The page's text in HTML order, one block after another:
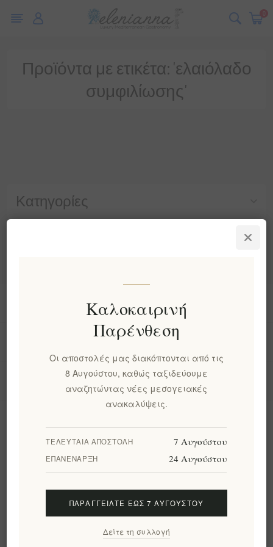
0
Κατηγορίες
Προϊόντα με ετικέτα: 'ελαιόλαδο
συμφιλίωσης'
Πληροφορίες
Ο λογαριασμός μου
Εργαλεία σελίδας
Ακολουθήστε μας
Καλοκαιρινή
Παρένθεση
Οι αποστολές μας διακόπτονται από τις
8 Αυγούστου, καθώς ταξιδεύουμε
αναζητώντας νέες μεσογειακές
ανακαλύψεις.
ΤΕΛΕΥΤΑΊΑ ΑΠΟΣΤΟΛΉ 7 Αυγούστου
ΕΠΑΝΈΝΑΡΞΗ 24 Αυγούστου
ΠΑΡΑΓΓΕΊΛΤΕ ΈΩΣ 7 ΑΥΓΟΎΣΤΟΥ
Δείτε τη συλλογή